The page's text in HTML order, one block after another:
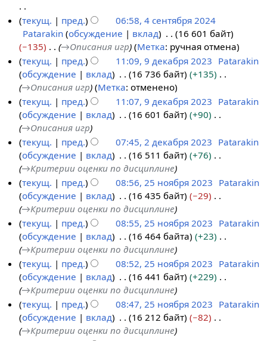
к
и
Н
е
т
о
п
и
с
а
н
и
я
п
р
а
в
к
и
текущ. пред.
06:58, 4 сентября 2024
Patarakin обсуждение вклад
16 601 байт
−135
→Описания игр Метка: ручная отмена
е
б
2
3
текущ. пред. 11:09, 9 декабря 2023 Patarakin
обсуждение
вклад 16 736 байт
+135
→Описания игр Метка:отменено
текущ.
пред. 11:07, 9 декабря 2023 Patarakin
обсуждение
вклад 16 601 байт
+90
→Описания игр
е
б
2
3
текущ. пред. 07:45, 2 декабря 2023 Patarakin
обсуждение
вклад 16 511 байт
+76
→Критерии оценки по дисциплине
н
б
2
текущ. пред. 08:56, 25 ноября 2023 Patarakin
обсуждение
вклад 16 435 байт
−29
→Критерии оценки по дисциплине
текущ.
пред. 08:55, 25 ноября 2023 Patarakin
обсуждение
вклад 16 464 байта
+23
→Критерии оценки по дисциплине
текущ.
пред. 08:52, 25 ноября 2023 Patarakin
обсуждение
вклад 16 441 байт
+229
→Критерии оценки по дисциплине
текущ.
пред. 08:47, 25 ноября 2023 Patarakin
обсуждение
вклад 16 212 байт
−82
→Критерии оценки по дисциплине